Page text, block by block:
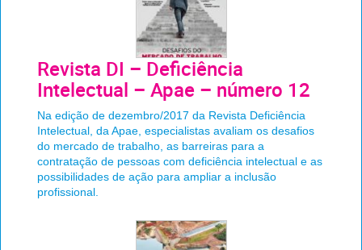
Revista DI – Deficiência
Intelectual – Apae – número 12
Na edição de dezembro/2017 da Revista Deficiência
Intelectual, da Apae, especialistas avaliam os desafios
do mercado de trabalho, as barreiras para a
contratação de pessoas com deficiência intelectual e as
possibilidades de ação para ampliar a inclusão
profissional.